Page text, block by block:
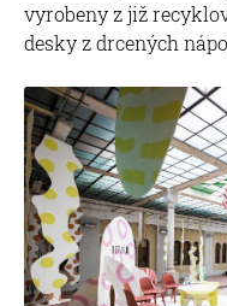
vyrobeny z již
desky z drcených